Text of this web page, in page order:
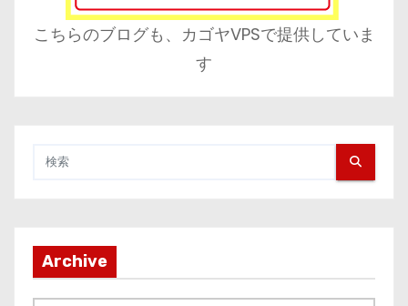
こちらのブログも、カゴヤVPSで提供していま
す
Archive